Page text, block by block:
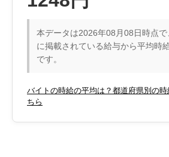
本データは2026年08月08日時点で
に掲載されている給与から平均時
です。
バイトの時給の平均は？都道府県別の
ちら